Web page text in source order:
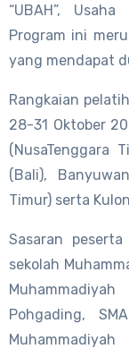
“UBAH”,
Program ini
yang mendapat
Rangkaian
28-31 Oktober
(NusaTenggara
(Bali),
Timur) serta
Sasaran
sekolah
Pohgading,